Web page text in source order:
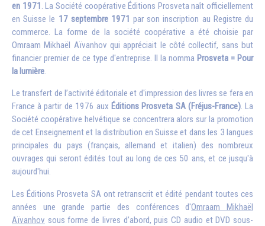
en 1971. La Société coopérative Éditions Prosveta naît officiellement
en Suisse le 17 septembre 1971par son inscription au Registre du
commerce. La forme de la société coopérative a été choisie par
Omraam Mikhaël Aïvanhov qui appréciait le côté collectif, sans but
financier premier de ce type d'entreprise. Il la nomma Prosveta = Pour
la lumière.
Le transfert de l’activité éditoriale et d'impression des livres se fera en
France à partir de 1976 aux Éditions Prosveta SA (Fréjus-France). La
Société coopérative helvétique se concentrera alors sur la promotion
de cet Enseignement et la distribution en Suisse et dans les 3 langues
principales du pays (français, allemand et italien) des nombreux
ouvrages qui seront édités tout au long de ces 50 ans, et ce jusqu'à
aujourd'hui.
Les Éditions Prosveta SA ont retranscrit et édité pendant toutes ces
années une grande partie des conférences d'Omraam Mikhaël
Aïvanhov sous forme de livres d’abord, puis CD audio et DVD sous-